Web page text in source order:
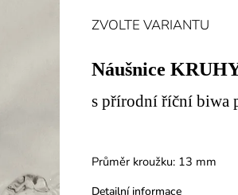
Náušnice
s přírodní říční biwa
Průměr kroužku: 13 mm
Detailní informace
ZVOLTE VARIANTU